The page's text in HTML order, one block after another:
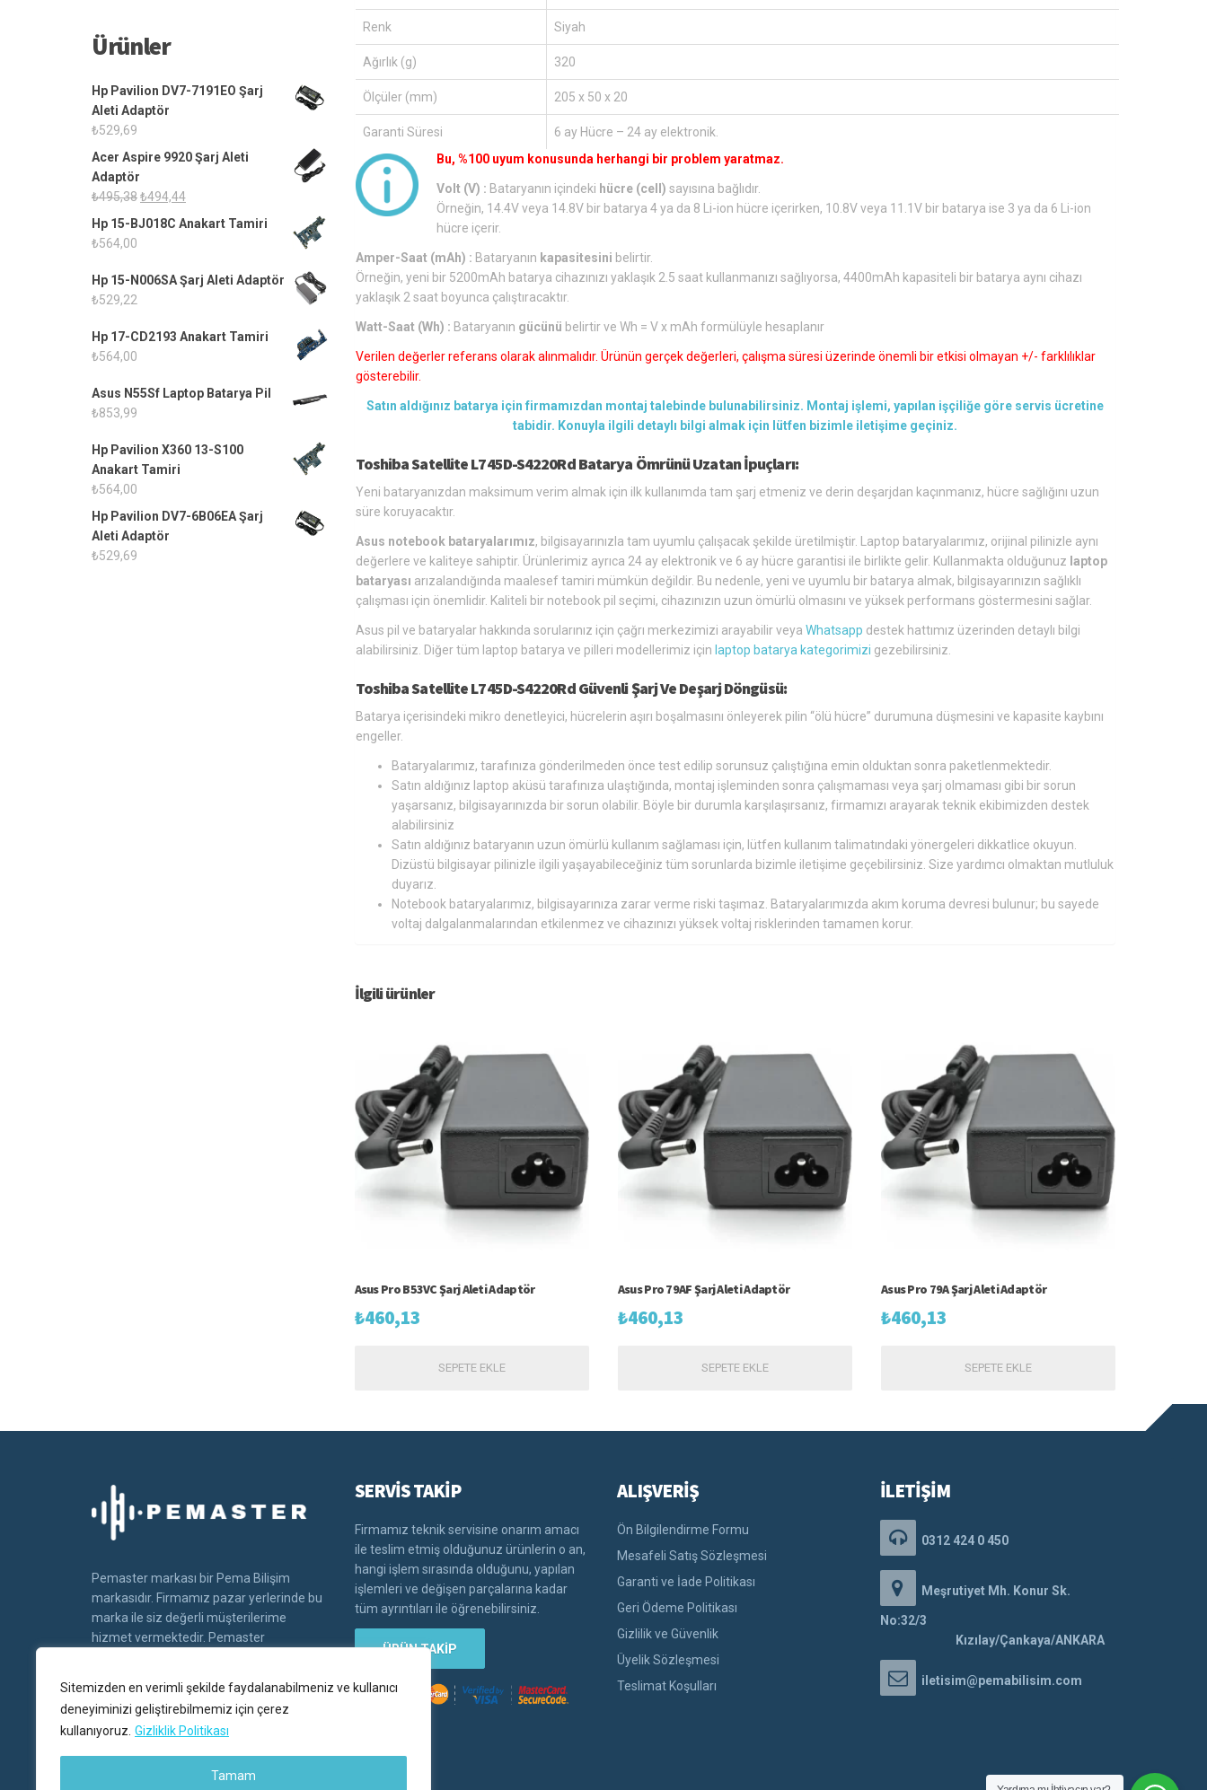
Sitemizden en verimli şekilde faydalanabilmeniz ve kullanıcı
deneyiminizi geliştirebilmemiz için çerez
kullanıyoruz. Gizliklik Politikası
Tamam
Renk Siyah
Ağırlık (g) 320
Ölçüler (mm) 205 x 50 x 20
Garanti Süresi
6 ay Hücre – 24 ay elektronik.
Bu, %100 uyum konusunda herhangi bir problem yaratmaz.
Volt (V) : Bataryanın içindeki hücre (cell) sayısına bağlıdır.
Örneğin, 14.4V veya 14.8V bir batarya 4 ya da 8 Li-ion hücre içerirken, 10.8V veya 11.1V bir batarya ise 3 ya da 6 Li-ion
hücre içerir.
Amper-Saat (mAh) : Bataryanın kapasitesini belirtir.
Örneğin, yeni bir 5200mAh batarya cihazınızı yaklaşık 2.5 saat kullanmanızı sağlıyorsa, 4400mAh kapasiteli bir batarya aynı cihazı
yaklaşık 2 saat boyunca çalıştıracaktır.
Watt-Saat (Wh) : Bataryanın gücünü belirtir ve Wh = V x mAh formülüyle hesaplanır
Verilen değerler referans olarak alınmalıdır. Ürünün gerçek değerleri, çalışma süresi üzerinde önemli bir etkisi olmayan +/- farklılıklar
gösterebilir.
Satın aldığınız batarya için firmamızdan montaj talebinde bulunabilirsiniz. Montaj işlemi, yapılan işçiliğe göre servis ücretine
tabidir. Konuyla ilgili detaylı bilgi almak için lütfen bizimle iletişime geçiniz.
Toshiba Satellite L745D-S4220Rd Batarya Ömrünü Uzatan İpuçları:
Yeni bataryanızdan maksimum verim almak için ilk kullanımda tam şarj etmeniz ve derin deşarjdan kaçınmanız, hücre sağlığını uzun
süre koruyacaktır.
Asus notebook bataryalarımız, bilgisayarınızla tam uyumlu çalışacak şekilde üretilmiştir. Laptop bataryalarımız, orijinal pilinizle aynı
değerlere ve kaliteye sahiptir. Ürünlerimiz ayrıca 24 ay elektronik ve 6 ay hücre garantisi ile birlikte gelir. Kullanmakta olduğunuz laptop
bataryası arızalandığında maalesef tamiri mümkün değildir. Bu nedenle, yeni ve uyumlu bir batarya almak, bilgisayarınızın sağlıklı
çalışması için önemlidir. Kaliteli bir notebook pil seçimi, cihazınızın uzun ömürlü olmasını ve yüksek performans göstermesini sağlar.
Asus pil ve bataryalar hakkında sorularınız için çağrı merkezimizi arayabilir veya Whatsapp destek hattımız üzerinden detaylı bilgi
alabilirsiniz. Diğer tüm laptop batarya ve pilleri modellerimiz için laptop batarya kategorimizi gezebilirsiniz.
Toshiba Satellite L745D-S4220Rd Güvenli Şarj Ve Deşarj Döngüsü:
Batarya içerisindeki mikro denetleyici, hücrelerin aşırı boşalmasını önleyerek pilin “ölü hücre” durumuna düşmesini ve kapasite kaybını
engeller.
Bataryalarımız, tarafınıza gönderilmeden önce test edilip sorunsuz çalıştığına emin olduktan sonra paketlenmektedir.
Satın aldığınız laptop aküsü tarafınıza ulaştığında, montaj işleminden sonra çalışmaması veya şarj olmaması gibi bir sorun
yaşarsanız, bilgisayarınızda bir sorun olabilir. Böyle bir durumla karşılaşırsanız, firmamızı arayarak teknik ekibimizden destek
alabilirsiniz
Satın aldığınız bataryanın uzun ömürlü kullanım sağlaması için, lütfen kullanım talimatındaki yönergeleri dikkatlice okuyun.
Dizüstü bilgisayar pilinizle ilgili yaşayabileceğiniz tüm sorunlarda bizimle iletişime geçebilirsiniz. Size yardımcı olmaktan mutluluk
duyarız.
Notebook bataryalarımız, bilgisayarınıza zarar verme riski taşımaz. Bataryalarımızda akım koruma devresi bulunur; bu sayede
voltaj dalgalanmalarından etkilenmez ve cihazınızı yüksek voltaj risklerinden tamamen korur.
İlgili ürünler
Asus Pro B53VC Şarj Aleti Adaptör
₺460,13
SEPETE EKLE
Asus Pro 79AF Şarj Aleti Adaptör
₺460,13
SEPETE EKLE
Asus Pro 79A Şarj Aleti Adaptör
₺460,13
SEPETE EKLE
Ürünler
Hp Pavilion DV7-7191EO Şarj
Aleti Adaptör
₺529,69
Acer Aspire 9920 Şarj Aleti
Adaptör
₺495,38Orijinal
fiyat:
₺494,44Şu
andaki
Hp 15-BJ018C Anakart Tamiri
₺564,00
Hp 15-N006SA Şarj Aleti Adaptör
₺529,22
Hp 17-CD2193 Anakart Tamiri
₺564,00
Asus N55Sf Laptop Batarya Pil
₺853,99
Hp Pavilion X360 13-S100
Anakart Tamiri
₺564,00
Hp Pavilion DV7-6B06EA Şarj
Aleti Adaptör
₺529,69
Pemaster markası bir Pema Bilişim
markasıdır. Firmamız pazar yerlerinde bu
marka ile siz değerli müşterilerime
hizmet vermektedir. Pemaster
SERVİS TAKİP
Firmamız teknik servisine onarım amacı
ile teslim etmiş olduğunuz ürünlerin o an,
hangi işlem sırasında olduğunu, yapılan
işlemleri ve değişen parçalarına kadar
tüm ayrıntıları ile öğrenebilirsiniz.
ÜRÜN TAKİP
ALIŞVERİŞ
Ön Bilgilendirme Formu
Mesafeli Satış Sözleşmesi
Garanti ve İade Politikası
Geri Ödeme Politikası
Gizlilik ve Güvenlik
Üyelik Sözleşmesi
Teslimat Koşulları
İLETİŞİM
0312 424 0 450
Meşrutiyet Mh. Konur Sk.
No:32/3
Kızılay/Çankaya/ANKARA
iletisim@pemabilisim.com